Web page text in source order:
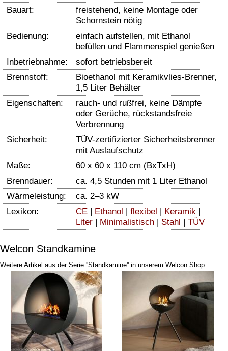
Bauart:
freistehend, keine Montage oder
Schornstein nötig
Bedienung:
einfach aufstellen, mit Ethanol
befüllen und Flammenspiel genießen
Inbetriebnahme:
sofort betriebsbereit
Brennstoff:
Bioethanol mit Keramikvlies-Brenner,
1,5 Liter Behälter
Eigenschaften:
rauch- und rußfrei, keine Dämpfe
oder Gerüche, rückstandsfreie
Verbrennung
Sicherheit:
TÜV-zertifizierter Sicherheitsbrenner
mit Auslaufschutz
Maße:
60 x 60 x 110 cm (BxTxH)
Brenndauer:
ca. 4,5 Stunden mit 1 Liter Ethanol
Wärmeleistung:
ca. 2–3 kW
Lexikon:
CE | Ethanol | flexibel | Keramik |
Liter | Minimalistisch | Stahl | TÜV
Welcon Standkamine
Weitere Artikel aus der Serie ''Standkamine'' in unserem Welcon Shop: